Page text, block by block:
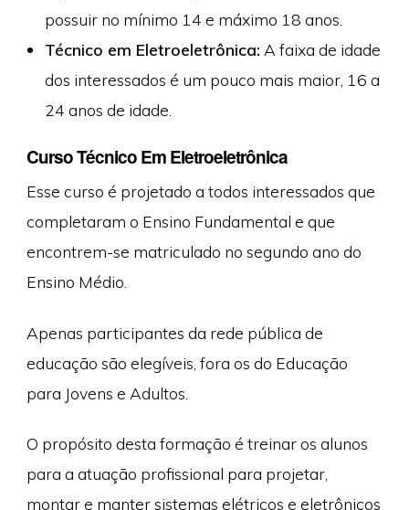
possuir no mínimo 14 e máximo 18 anos.
Técnico em Eletroeletrônica: A faixa de idade
dos interessados é um pouco mais maior, 16 a
24 anos de idade.
Curso Técnico Em Eletroeletrônica
Esse curso é projetado a todos interessados que
completaram o Ensino Fundamental e que
encontrem-se matriculado no segundo ano do
Ensino Médio.
Apenas participantes da rede pública de
educação são elegíveis, fora os do Educação
para Jovens e Adultos.
O propósito desta formação é treinar os alunos
para a atuação profissional para projetar,
montar e manter sistemas elétricos e eletrônicos